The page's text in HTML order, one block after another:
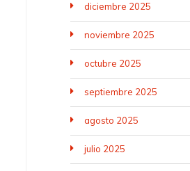
diciembre 2025
noviembre 2025
octubre 2025
septiembre 2025
agosto 2025
julio 2025